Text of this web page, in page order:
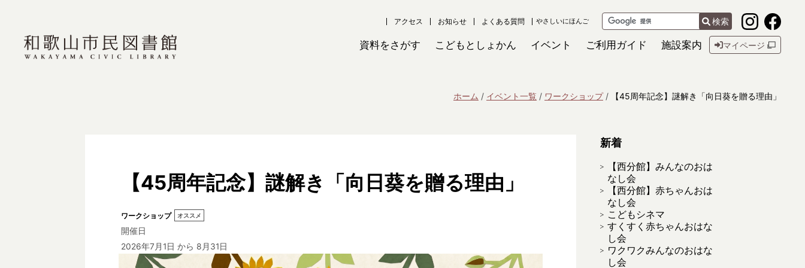
アクセス お知らせ よくある質問 やさしいにほんご 検索
資料をさがす こどもとしょかん イベント ご利用ガイド 施設案内 マイページ
ホーム イベント一覧 ワークショップ 【45周年記念】謎解き「向日葵を贈る理由」
【45周年記念】謎解き「向日葵を贈る理由」
ワークショップ オススメ
開催日
2026年7月1日 から 8月31日
新着
【西分館】みんなのおは
なし会
【西分館】赤ちゃんおは
なし会
こどもシネマ
すくすく赤ちゃんおはな
し会
ワクワクみんなのおはな
し会